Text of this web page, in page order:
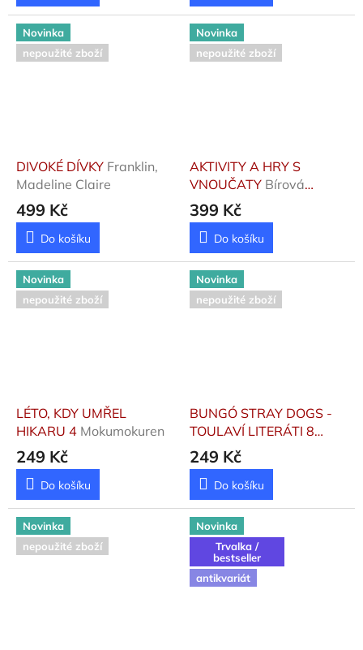
Novinka
nepoužité zboží
DIVOKÉ DÍVKY Franklin,
Madeline Claire
499 Kč
Do košíku
Novinka
nepoužité zboží
AKTIVITY A HRY S
VNOUČATY Bírová
Kateřina
399 Kč
Do košíku
Novinka
nepoužité zboží
LÉTO, KDY UMŘEL
HIKARU 4 Mokumokuren
249 Kč
Do košíku
Novinka
nepoužité zboží
BUNGÓ STRAY DOGS -
TOULAVÍ LITERÁTI 8
Asagiri, Kafka ;
Harukawa, Sango
249 Kč
Do košíku
Novinka
nepoužité zboží
Novinka
Trvalka /
bestseller
antikvariát